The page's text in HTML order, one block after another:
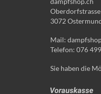
3072
Mail:
Telefon: 076
Sie haben die